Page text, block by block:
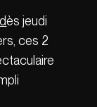
ès jeudi
ces 2